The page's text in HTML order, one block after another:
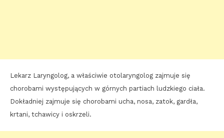
Lekarz Laryngolog, a właściwie otolaryngolog zajmuje się
chorobami występujących w górnych partiach ludzkiego ciała.
Dokładniej zajmuje się chorobami ucha, nosa, zatok, gardła,
krtani, tchawicy i oskrzeli.